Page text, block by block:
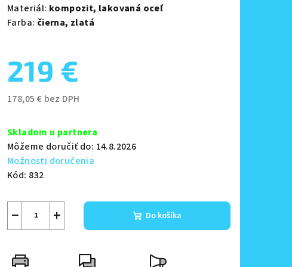
je
0,0
hviezdičiek.
Materiál: kompozit, lakovaná oceľ
Farba: čierna, zlatá
219 €
178,05 € bez DPH
cena:
Skladom u partnera
Môžeme doručiť do: 14.8.2026
Možnosti doručenia
Kód: 832
+
− Do košíka